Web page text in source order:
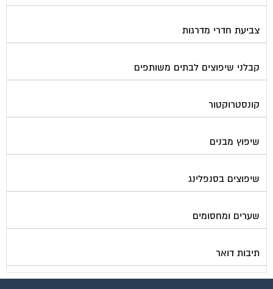
צביעת חדרי מדרגות
קבלני שיפוצים לבתים משותפים
קונסטרוקטור
שיפוץ מבנים
שיפוצים בסנפלינג
שערים ומחסומים
תיבות דואר